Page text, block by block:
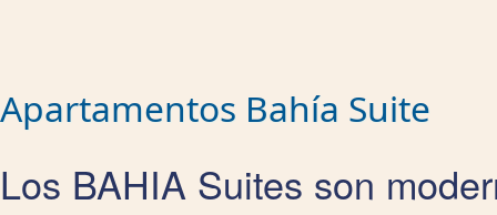
Apartamentos Bahía Suite
Los BAHIA Suites son